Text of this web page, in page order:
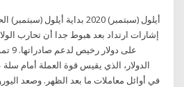
إشارات ارتداد بعد هبوط جدا أن تحارب